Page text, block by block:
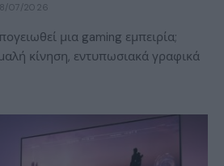
07/2026
μια gaming εμπειρία;
κίνηση, εντυπωσιακά γραφικά